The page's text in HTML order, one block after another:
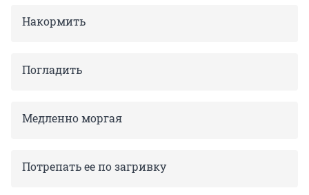
Накормить
Погладить
Медленно моргая
Потрепать ее по загривку